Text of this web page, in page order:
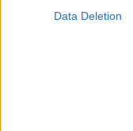
I want to allow
Data Deletion